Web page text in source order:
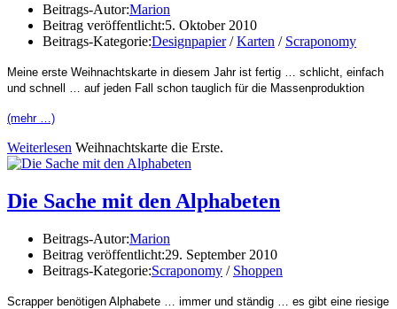
Beitrags-Autor:Marion
Beitrag veröffentlicht:5. Oktober 2010
Beitrags-Kategorie:Designpapier / Karten / Scraponomy
Meine erste Weihnachtskarte in diesem Jahr ist fertig … schlicht, einfach
und schnell … auf jeden Fall schon tauglich für die Massenproduktion
(mehr …)
Weiterlesen Weihnachtskarte die Erste.
Die Sache mit den Alphabeten
Beitrags-Autor:Marion
Beitrag veröffentlicht:29. September 2010
Beitrags-Kategorie:Scraponomy / Shoppen
Scrapper benötigen Alphabete … immer und ständig … es gibt eine riesige